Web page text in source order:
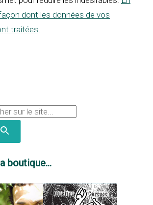
dont les données de vos
traitées.
boutique...